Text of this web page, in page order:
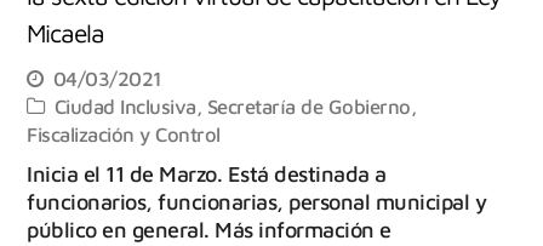
Micaela
04/03/2021
Ciudad Inclusiva, Secretaría de Gobierno,
Fiscalización y Control
Inicia el 11 de Marzo. Está destinada a
funcionarios, funcionarias, personal municipal y
público en general. Más información e